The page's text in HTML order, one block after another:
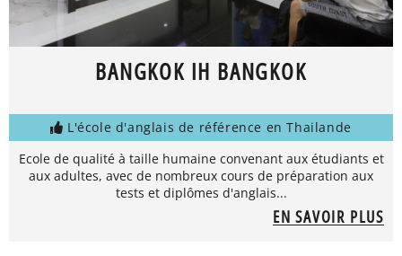
BANGKOK IH BANGKOK
L'école d'anglais de référence en Thailande
Ecole de qualité à taille humaine convenant aux étudiants et
aux adultes, avec de nombreux cours de préparation aux
tests et diplômes d'anglais...
EN SAVOIR PLUS